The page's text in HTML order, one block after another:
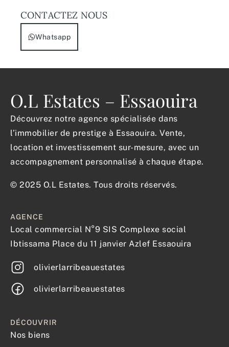
CONTACTEZ NOUS
Whatsapp
O.L Estates – Essaouira
Découvrez notre agence spécialisée dans
l’immobilier de prestige à Essaouira. Vente,
location et investissement sur-mesure, avec un
accompagnement personnalisé à chaque étape.
© 2025 O.L Estates. Tous droits réservés.
AGENCE
Local commercial N°9 SIS Complexe social
Ibtissama Place du 11 janvier Azlef Essaouira
olivierlarribeauestates
olivierlarribeauestates
DÉCOUVRIR
Nos biens